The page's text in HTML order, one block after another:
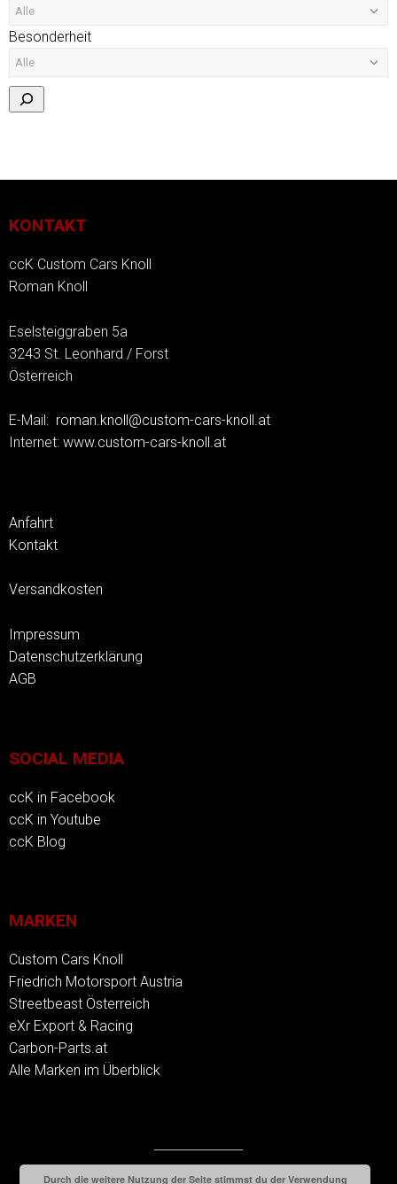
Besonderheit
KONTAKT
ccK Custom Cars Knoll
Roman Knoll
Eselsteiggraben 5a
3243 St. Leonhard / Forst
Österreich
E-Mail: roman.knoll@custom-cars-knoll.at
Internet: www.custom-cars-knoll.at
Anfahrt
Kontakt
Versandkosten
Impressum
Datenschutzerklärung
AGB
SOCIAL MEDIA
ccK in Facebook
ccK in Youtube
ccK Blog
MARKEN
Custom Cars Knoll
Friedrich Motorsport Austria
Streetbeast Österreich
eXr Export & Racing
Carbon-Parts.at
Alle Marken im Überblick
Durch die weitere Nutzung der Seite stimmst du der Verwendung